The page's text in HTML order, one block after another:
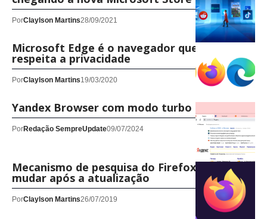
PorClaylson Martins28/09/2021
Microsoft Edge é o navegador que menos
respeita a privacidade
PorClaylson Martins19/03/2020
Yandex Browser com modo turbo do Opera
PorRedação SempreUpdate09/07/2024
Mecanismo de pesquisa do Firefox pode
mudar após a atualização
PorClaylson Martins26/07/2019